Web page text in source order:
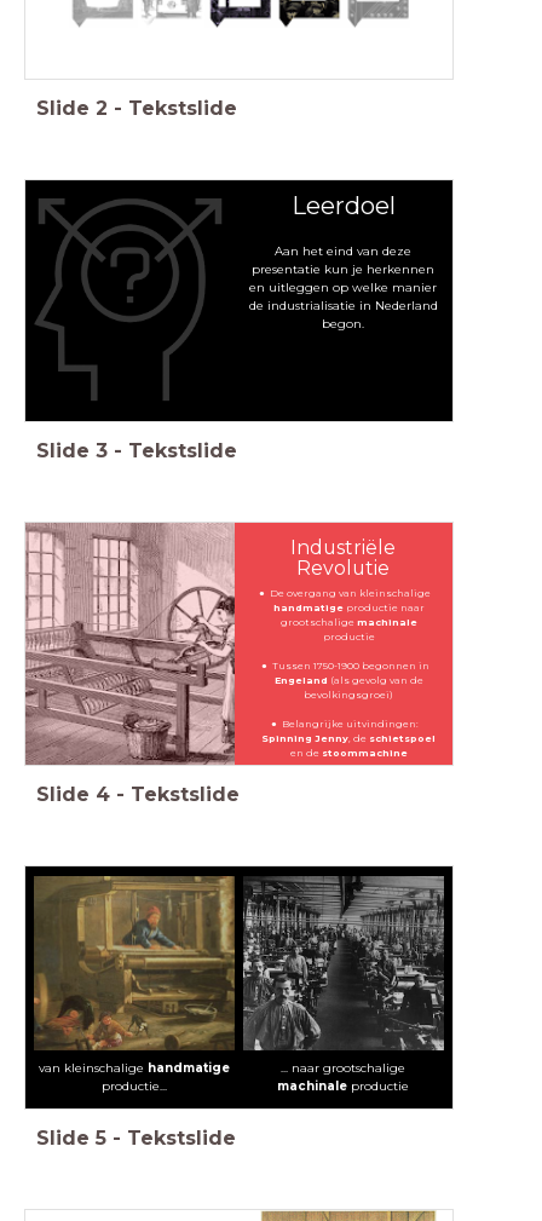
Slide 2 - Tekstslide
Leerdoel
Aan het eind van deze
presentatie kun je herkennen
en uitleggen op welke manier
de industrialisatie in Nederland
begon.
Slide 3 - Tekstslide
Industriële
Revolutie
De overgang van kleinschalige
handmatigeproductie naar
grootschalige machinale
productie
Tussen 1750-1900 begonnen in
Engeland (als gevolg van de
bevolkingsgroei)
Belangrijke uitvindingen:
Spinning Jenny , de schietspoel
en de stoommachine
Slide 4 - Tekstslide
van kleinschalige handmatige
productie...
... naar grootschalige
machinale productie
Slide 5 - Tekstslide